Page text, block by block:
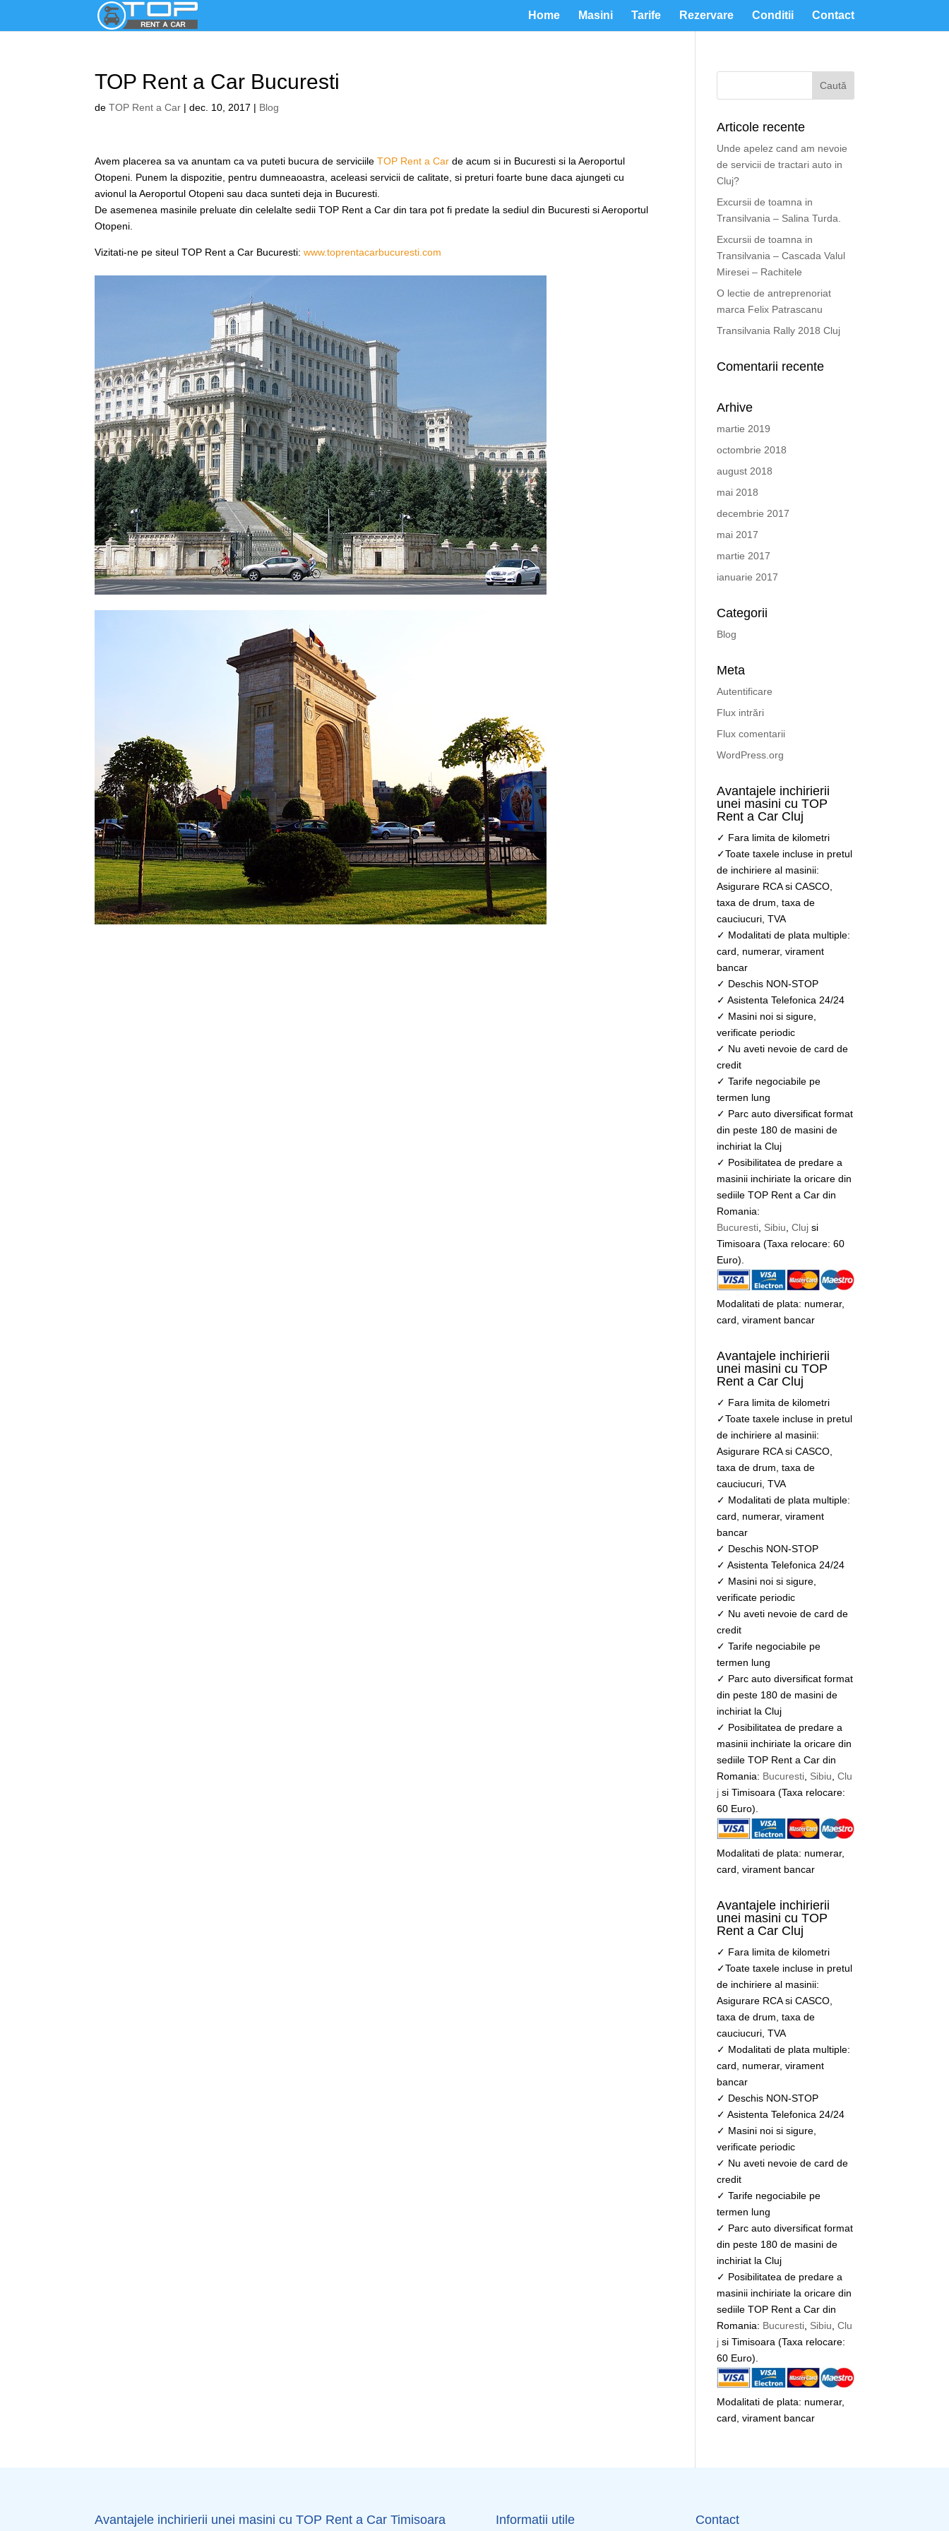
Home Masini Tarife Rezervare Conditii Contact
TOP Rent a Car Bucuresti
deTOP Rent a Car |dec. 10, 2017 | Blog
Avem placerea sa va anuntam ca va puteti bucura de serviciileTOP Rent a Car de acum si in Bucuresti si la Aeroportul
Otopeni. Punem la dispozitie, pentru dumneaoastra, aceleasi servicii de calitate, si preturi foarte bune daca ajungeti cu
avionul la Aeroportul Otopeni sau daca sunteti deja in Bucuresti.
De asemenea masinile preluate din celelalte sedii TOP Rent a Car din tara pot fi predate la sediul din Bucuresti si Aeroportul
Otopeni.
Vizitati-ne pe siteul TOP Rent a Car Bucuresti:www.toprentacarbucuresti.com
Articole recente
Unde apelez cand am nevoie
de servicii de tractari auto in
Cluj?
Excursii de toamna in
Transilvania – Salina Turda.
Excursii de toamna in
Transilvania – Cascada Valul
Miresei – Rachitele
O lectie de antreprenoriat
marca Felix Patrascanu
Transilvania Rally 2018 Cluj
Comentarii recente
Arhive
martie 2019
octombrie 2018
august 2018
mai 2018
decembrie 2017
mai 2017
martie 2017
ianuarie 2017
Categorii
Blog
Meta
Autentificare
Flux intrări
Flux comentarii
WordPress.org
Avantajele inchirierii
unei masini cu TOP
Rent a Car Cluj
✓ Fara limita de kilometri
✓Toate taxele incluse in pretul
de inchiriere al masinii:
Asigurare RCA si CASCO,
taxa de drum, taxa de
cauciucuri, TVA
✓ Modalitati de plata multiple:
card, numerar, virament
bancar
✓ Deschis NON-STOP
✓ Asistenta Telefonica 24/24
✓ Masini noi si sigure,
verificate periodic
✓ Nu aveti nevoie de card de
credit
✓ Tarife negociabile pe
termen lung
✓ Parc auto diversificat format
din peste 180 de masini de
inchiriat la Cluj
✓ Posibilitatea de predare a
masinii inchiriate la oricare din
sediile TOP Rent a Car din
Romania:
Bucuresti Sibiu ,Cluj si
Timisoara (Taxa relocare: 60
Euro).
Modalitati de plata: numerar,
card, virament bancar
Avantajele inchirierii
unei masini cu TOP
Rent a Car Cluj
✓ Fara limita de kilometri
✓Toate taxele incluse in pretul
de inchiriere al masinii:
Asigurare RCA si CASCO,
taxa de drum, taxa de
cauciucuri, TVA
✓ Modalitati de plata multiple:
card, numerar, virament
bancar
✓ Deschis NON-STOP
✓ Asistenta Telefonica 24/24
✓ Masini noi si sigure,
verificate periodic
✓ Nu aveti nevoie de card de
credit
✓ Tarife negociabile pe
termen lung
✓ Parc auto diversificat format
din peste 180 de masini de
inchiriat la Cluj
✓ Posibilitatea de predare a
masinii inchiriate la oricare din
sediile TOP Rent a Car din
Romania: Bucuresti, Sibiu,Clu
j si Timisoara (Taxa relocare:
60 Euro).
Modalitati de plata: numerar,
card, virament bancar
Avantajele inchirierii
unei masini cu TOP
Rent a Car Cluj
✓ Fara limita de kilometri
✓Toate taxele incluse in pretul
de inchiriere al masinii:
Asigurare RCA si CASCO,
taxa de drum, taxa de
cauciucuri, TVA
✓ Modalitati de plata multiple:
card, numerar, virament
bancar
✓ Deschis NON-STOP
✓ Asistenta Telefonica 24/24
✓ Masini noi si sigure,
verificate periodic
✓ Nu aveti nevoie de card de
credit
✓ Tarife negociabile pe
termen lung
✓ Parc auto diversificat format
din peste 180 de masini de
inchiriat la Cluj
✓ Posibilitatea de predare a
masinii inchiriate la oricare din
sediile TOP Rent a Car din
Romania: Bucuresti Sibiu ,Clu
j si Timisoara (Taxa relocare:
60 Euro).
Modalitati de plata: numerar,
card, virament bancar
Avantajele inchirierii unei masini cu TOP Rent a Car Timisoara Informatii utile Contact